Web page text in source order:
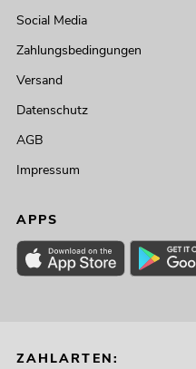
Social Media
Zahlungsbedingungen
Versand
Datenschutz
AGB
Impressum
APPS
ZAHLARTEN: